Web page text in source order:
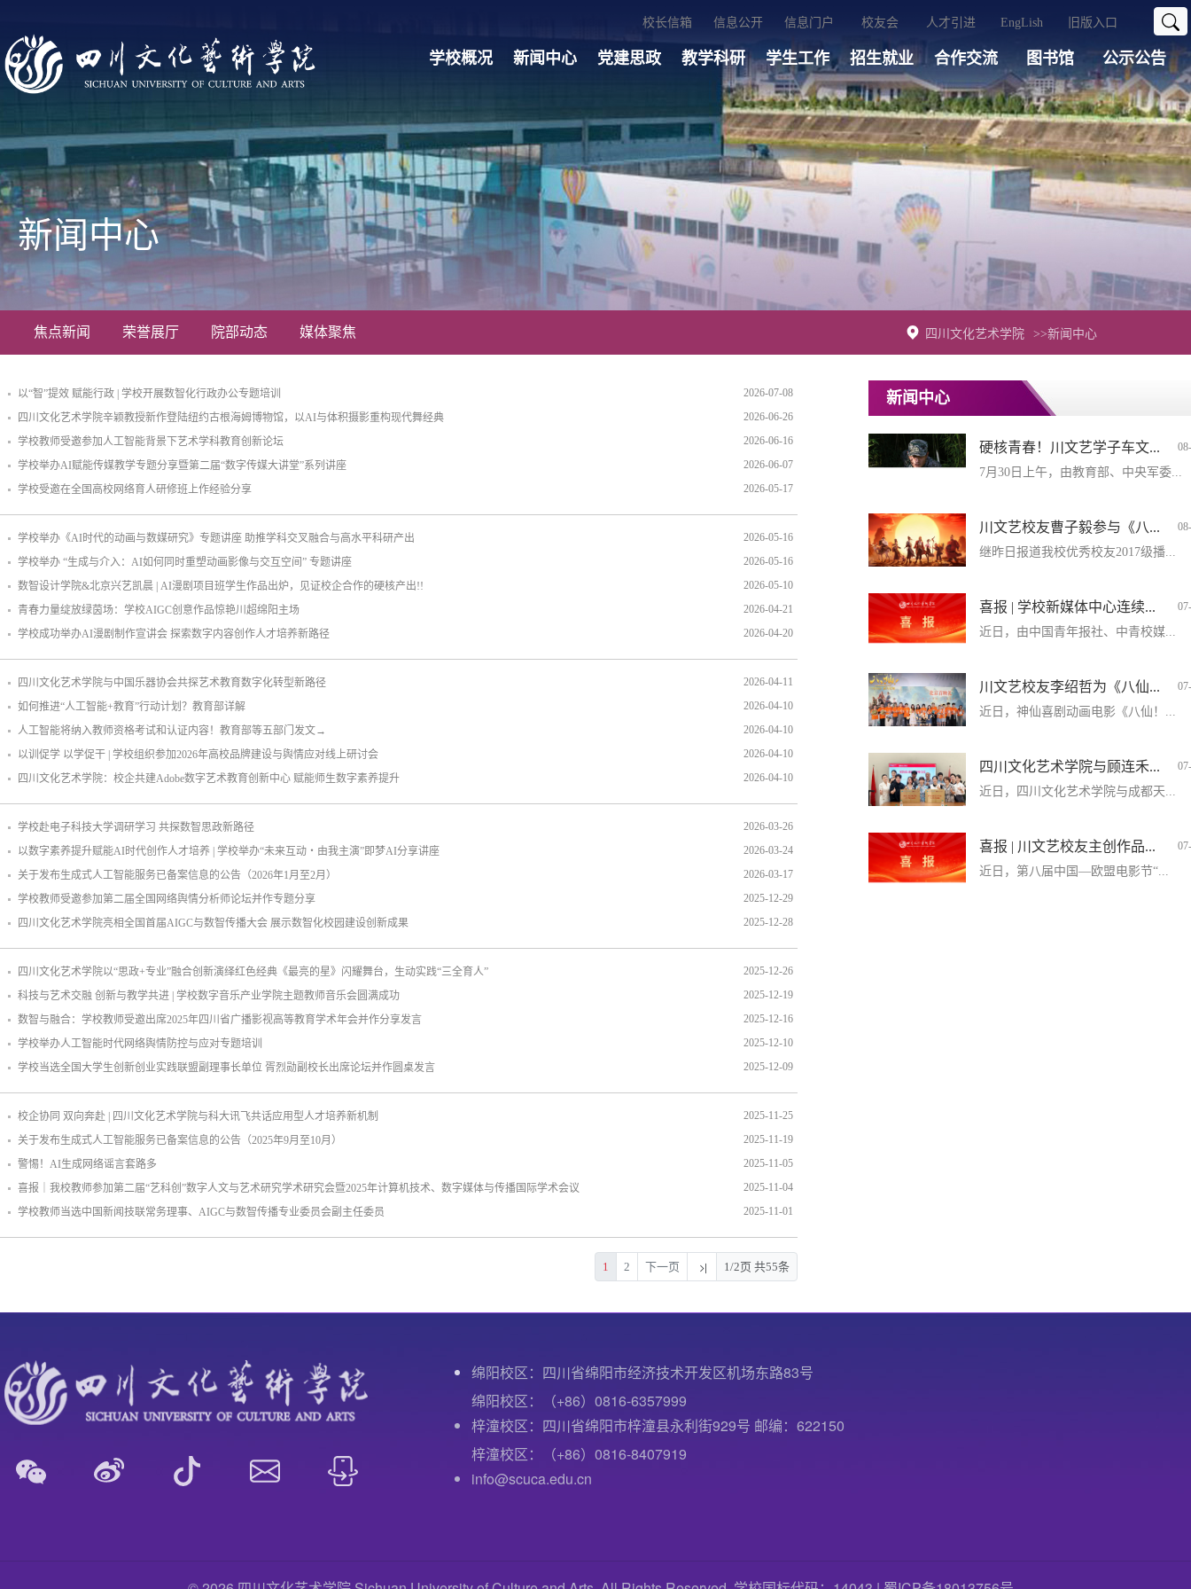
焦点新闻 荣誉展厅 院部动态 媒体聚焦
新闻中心
四川文化艺术学院 >>新闻中心
2026-07-08
以“智”提效 赋能行政 | 学校开展数智化行政办公专题培训
2026-06-26
四川文化艺术学院辛颖教授新作登陆纽约古根海姆博物馆，以AI与体积摄影重构现代舞经典
2026-06-16
学校教师受邀参加人工智能背景下艺术学科教育创新论坛
2026-06-07
学校举办AI赋能传媒教学专题分享暨第二届“数字传媒大讲堂”系列讲座
2026-05-17
学校受邀在全国高校网络育人研修班上作经验分享
2026-05-16
学校举办《AI时代的动画与数媒研究》专题讲座 助推学科交叉融合与高水平科研产出
2026-05-16
学校举办 “生成与介入：AI如何同时重塑动画影像与交互空间” 专题讲座
2026-05-10
数智设计学院&北京兴艺凯晨 | AI漫剧项目班学生作品出炉，见证校企合作的硬核产出!!
2026-04-21
青春力量绽放绿茵场：学校AIGC创意作品惊艳川超绵阳主场
2026-04-20
学校成功举办AI漫剧制作宣讲会 探索数字内容创作人才培养新路径
2026-04-11
四川文化艺术学院与中国乐器协会共探艺术教育数字化转型新路径
2026-04-10
如何推进“人工智能+教育”行动计划？教育部详解
2026-04-10
人工智能将纳入教师资格考试和认证内容！教育部等五部门发文→
2026-04-10
以训促学 以学促干 | 学校组织参加2026年高校品牌建设与舆情应对线上研讨会
2026-04-10
四川文化艺术学院：校企共建Adobe数字艺术教育创新中心 赋能师生数字素养提升
2026-03-26
学校赴电子科技大学调研学习 共探数智思政新路径
2026-03-24
以数字素养提升赋能AI时代创作人才培养 | 学校举办“未来互动・由我主演”即梦AI分享讲座
2026-03-17
关于发布生成式人工智能服务已备案信息的公告（2026年1月至2月）
2025-12-29
学校教师受邀参加第二届全国网络舆情分析师论坛并作专题分享
2025-12-28
四川文化艺术学院亮相全国首届AIGC与数智传播大会 展示数智化校园建设创新成果
2025-12-26
四川文化艺术学院以“思政+专业”融合创新演绎红色经典《最亮的星》闪耀舞台，生动实践“三全育人”
2025-12-19
科技与艺术交融 创新与教学共进 | 学校数字音乐产业学院主题教师音乐会圆满成功
2025-12-16
数智与融合：学校教师受邀出席2025年四川省广播影视高等教育学术年会并作分享发言
2025-12-10
学校举办人工智能时代网络舆情防控与应对专题培训
2025-12-09
学校当选全国大学生创新创业实践联盟副理事长单位 胥烈勋副校长出席论坛并作圆桌发言
2025-11-25
校企协同 双向奔赴 | 四川文化艺术学院与科大讯飞共话应用型人才培养新机制
2025-11-19
关于发布生成式人工智能服务已备案信息的公告（2025年9月至10月）
2025-11-05
警惕！AI生成网络谣言套路多
2025-11-04
喜报｜我校教师参加第二届“艺科创”数字人文与艺术研究学术研究会暨2025年计算机技术、数字媒体与传播国际学术会议
2025-11-01
学校教师当选中国新闻技联常务理事、AIGC与数智传播专业委员会副主任委员
1 2 下一页 1/2页 共55条
新闻中心
硬核青春！川文艺学子车文...
7月30日上午，由教育部、中央军委...
川文艺校友曹子毅参与《八...
继昨日报道我校优秀校友2017级播...
喜报 | 学校新媒体中心连续...
近日，由中国青年报社、中青校媒...
川文艺校友李绍哲为《八仙...
近日，神仙喜剧动画电影《八仙！...
四川文化艺术学院与顾连禾...
近日，四川文化艺术学院与成都天...
喜报 | 川文艺校友主创作品...
近日，第八届中国—欧盟电影节“...
绵阳校区：四川省绵阳市经济技术开发区机场东路83号
绵阳校区：（+86）0816-6357999
梓潼校区：四川省绵阳市梓潼县永利街929号 邮编：622150
梓潼校区：（+86）0816-8407919
info@scuca.edu.cn
学校概况 新闻中心 党建思政 教学科研 学生工作 招生就业 合作交流 图书馆 公示公告
校长信箱 信息公开 信息门户 校友会 人才引进 EngLish 旧版入口